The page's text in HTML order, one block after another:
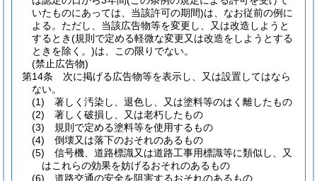
いたものにあっては、当該許可の期間)は、なお従前の例に
よる。 ただし、当該広告物等を変更し、又は改造しようと
するとき(規則で定める軽微な変更又は改造をしようとする
ときを除く。)は、この限りでない。
(禁止広告物)
第14条
次に掲げる広告物等を表示し、又は設置してはなら
ない。
(1)
著しく汚染し、退色し、又は塗料等のはく離したもの
(2)
著しく破損し、又は老朽したもの
(3)
規則で定める塗料等を使用するもの
(4)
倒壊又は落下のおそれのあるもの
(5)
信号機、道路標識又は道路工事用標識等に類似し、又
はこれらの効果を妨げるおそれのあるもの
(6)
道路交通の安全を阻害するおそれのあるもの